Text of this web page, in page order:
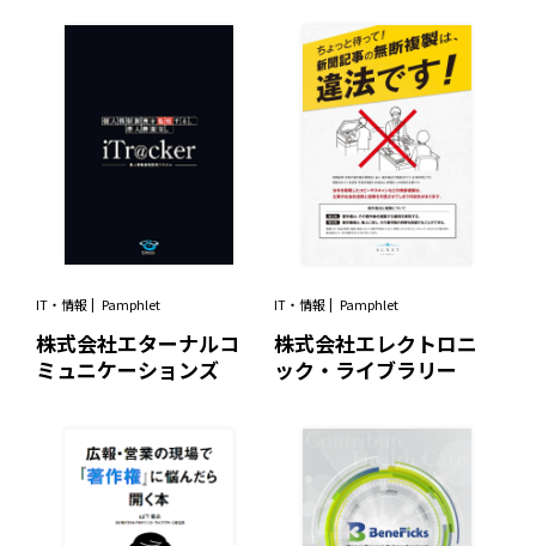
IT・情報 Pamphlet
株式会社エターナルコ
ミュニケーションズ
IT・情報 Pamphlet
株式会社エレクトロニ
ック・ライブラリー